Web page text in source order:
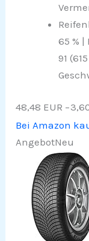
65 %
91
48,48 EUR
Bei Amazon
AngebotNeu